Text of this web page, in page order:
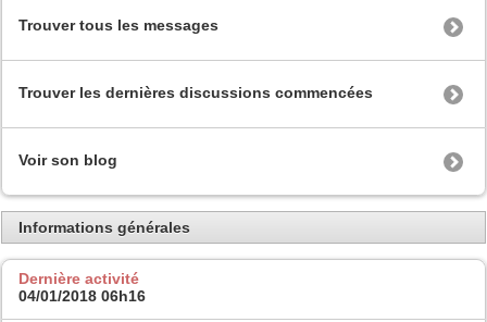
Trouver tous les messages
Trouver les dernières discussions commencées
Voir son blog
Informations générales
Dernière activité
04/01/2018 06h16